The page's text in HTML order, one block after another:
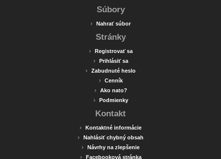
Súbory
› Nahrať súbor
Stránky
› Registrovať sa
› Prihlásiť sa
› Zabudnuté heslo
› Cenník
› Ako nato?
› Podmienky
Kontakt
› Kontaktné informácie
› Nahlásiť chybný obsah
› Návrhy na zlepšenie
› Facebooková stránka